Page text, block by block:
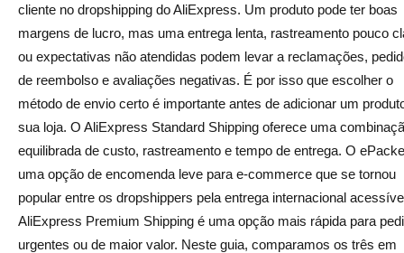
O AliExpress Standard Shipping é mais adequado
quando você busca consistência entre diferentes
produtos e fornecedores. Funciona bem para a maioria
dos pedidos gerais de dropshipping, pois é amplamente
disponível e geralmente inclui rastreamento confiável.
O ePacket faz sentido quando o produto é pequeno, leve
e elegível para o país de destino do cliente. Pode ser
uma boa opção se o tempo estimado de entrega for mais
rápido que o AliExpress Standard Shipping e o vendedor
cliente no dropshipping do AliExpress. Um produto pode ter boas
margens de lucro, mas uma entrega lenta, rastreamento pouco
ou expectativas não atendidas podem levar a reclamações,
de reembolso e avaliações negativas. É por isso que escolher o
método de envio certo é importante antes de adicionar um
sua loja. O AliExpress Standard Shipping oferece uma
equilibrada de custo, rastreamento e tempo de entrega. O
uma opção de encomenda leve para e-commerce que se tornou
popular entre os dropshippers pela entrega internacional
AliExpress Premium Shipping é uma opção mais rápida para
urgentes ou de maior valor. Neste guia, comparamos os três em